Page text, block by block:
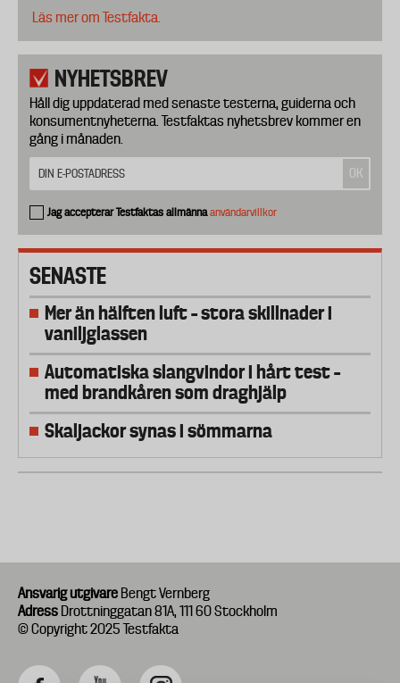
Läs mer om Testfakta.
NYHETSBREV
Håll dig uppdaterad med senaste testerna, guiderna och
konsumentnyheterna. Testfaktas nyhetsbrev kommer en
gång i månaden.
Jag accepterar Testfaktas allmännaanvändarvillkor
SENASTE
Mer än hälften luft – stora skillnader i
vaniljglassen
Automatiska slangvindor i hårt test –
med brandkåren som draghjälp
Skaljackor synas i sömmarna
Ansvarig utgivare Bengt Vernberg
Adress Drottninggatan 81A, 111 60 Stockholm
© Copyright 2025 Testfakta